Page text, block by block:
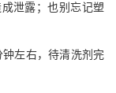
泄露；也别忘记塑
左右，待清洗剂完